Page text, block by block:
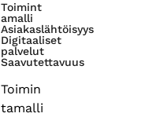
Toimint
amalli
Asiakaslähtöisyys
Digitaaliset
palvelut
Saavutettavuus
Toimin
tamalli